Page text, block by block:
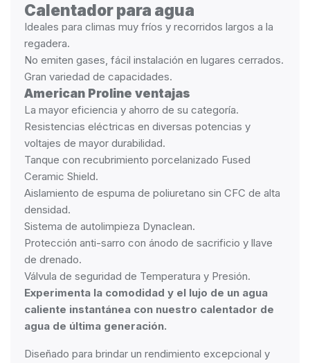
Calentador para agua
Ideales para climas muy fríos y recorridos largos a la
regadera.
No emiten gases, fácil instalación en lugares cerrados.
Gran variedad de capacidades.
American Proline ventajas
La mayor eficiencia y ahorro de su categoría.
Resistencias eléctricas en diversas potencias y
voltajes de mayor durabilidad.
Tanque con recubrimiento porcelanizado Fused
Ceramic Shield.
Aislamiento de espuma de poliuretano sin CFC de alta
densidad.
Sistema de autolimpieza Dynaclean.
Protección anti-sarro con ánodo de sacrificio y llave
de drenado.
Válvula de seguridad de Temperatura y Presión.
Experimenta la comodidad y el lujo de un agua
caliente instantánea con nuestro calentador de
agua de última generación.
Diseñado para brindar un rendimiento excepcional y